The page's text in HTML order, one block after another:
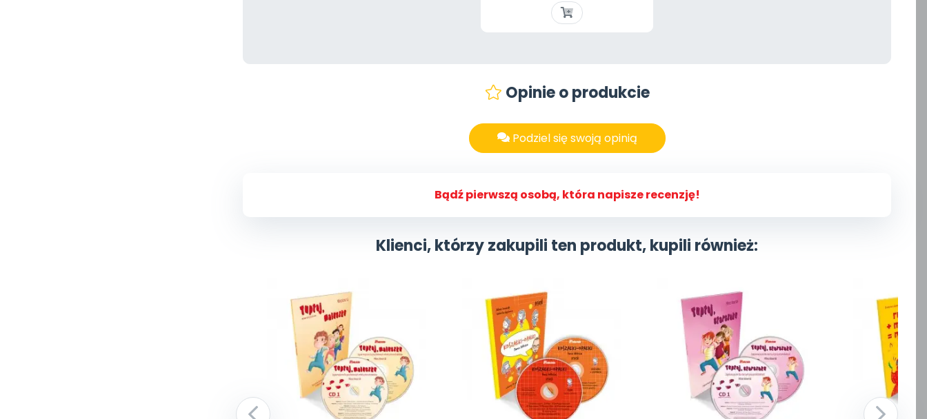
Szybki podgląd
Opinie o produkcie
Podziel się swoją opinią
Bądź pierwszą osobą, która napisze recenzję!
Klienci, którzy zakupili ten produkt, kupili również: